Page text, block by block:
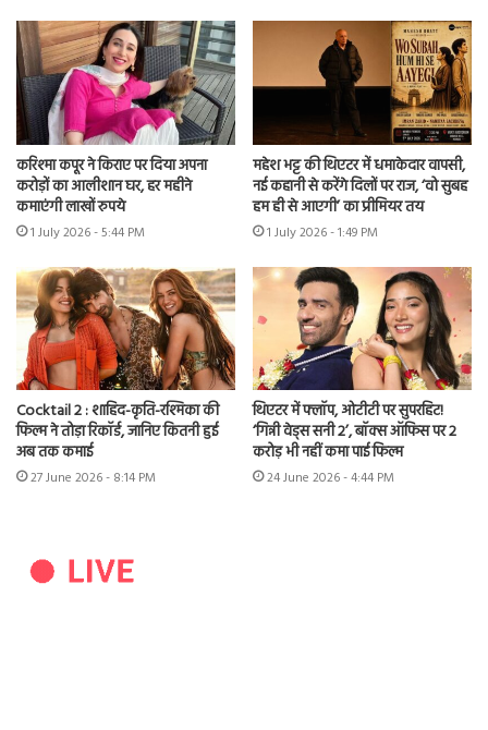
करिश्मा कपूर ने किराए पर दिया अपना
करोड़ों का आलीशान घर, हर महीने
कमाएंगी लाखों रुपये
1 July 2026 - 5:44 PM
महेश भट्ट की थिएटर में धमाकेदार वापसी,
नई कहानी से करेंगे दिलों पर राज, ‘वो सुबह
हम ही से आएगी’ का प्रीमियर तय
1 July 2026 - 1:49 PM
Cocktail 2 : शाहिद-कृति-रश्मिका की
फिल्म ने तोड़ा रिकॉर्ड, जानिए कितनी हुई
अब तक कमाई
27 June 2026 - 8:14 PM
थिएटर में फ्लॉप, ओटीटी पर सुपरहिट!
‘गिन्नी वेड्स सनी 2’, बॉक्स ऑफिस पर 2
करोड़ भी नहीं कमा पाई फिल्म
24 June 2026 - 4:44 PM